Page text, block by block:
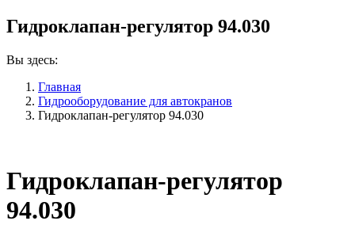
Гидроклапан-регулятор 94.030
Вы здесь:
Главная
Гидрооборудование для автокранов
Гидроклапан-регулятор 94.030
Гидроклапан-регулятор
94.030